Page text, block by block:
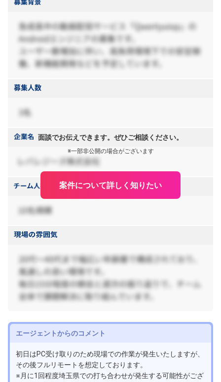
面談でお伝えできます。ぜひご相談ください。
※一部非公開の場合がございます
案件について詳しく知りたい
エージェントからのコメント
初日はPC受け取りのため現場での作業が発生いたしますが、
その後フルリモートを想定しております。
※月に1回程度埼玉県での打ち合わせが発生する可能性がござ